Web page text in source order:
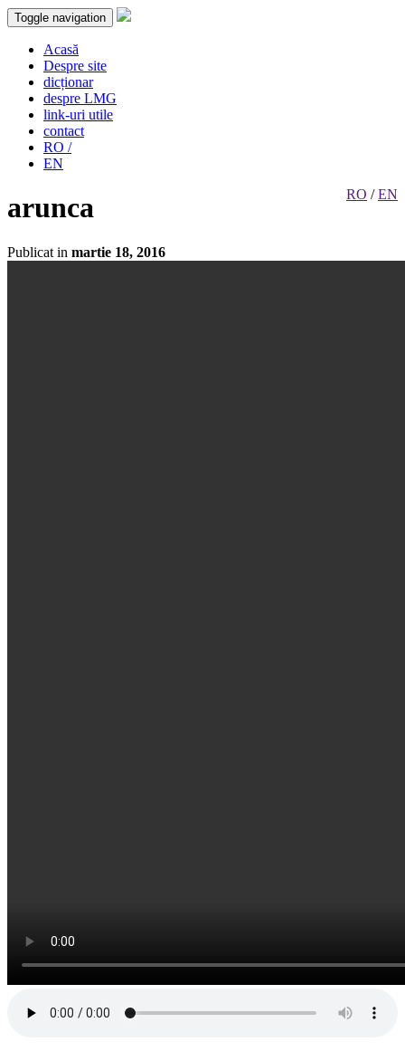
Toggle navigation
Acasă
Despre site
dicționar
despre LMG
link-uri utile
contact
RO /
EN
RO /EN
arunca
Publicat in martie 18, 2016